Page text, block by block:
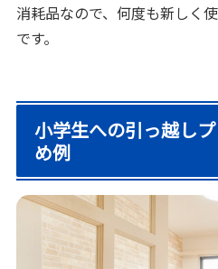
消耗品なので、何度も新しく
です。
小学生への引っ越し
め例